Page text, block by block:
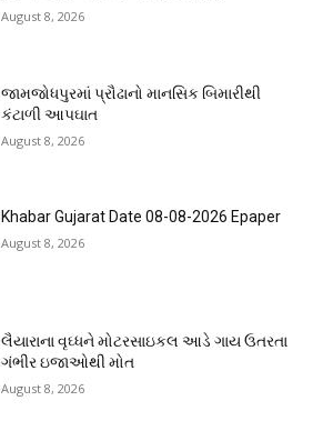
August 8, 2026
જામજોધપુરમાં પ્રૌઢાનો માનસિક બિમારીથી
કંટાળી આપઘાત
August 8, 2026
Khabar Gujarat Date 08-08-2026 Epaper
August 8, 2026
લૈયારાના વૃઘ્ધને મોટરસાઇકલ આડે ગાય ઉતરતા
ગંભીર ઇજાઓથી મોત
August 8, 2026